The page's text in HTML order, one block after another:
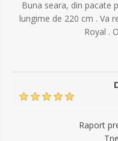
Buna seara, din pacate
lungime de 220 cm . Va
Royal .
Raport